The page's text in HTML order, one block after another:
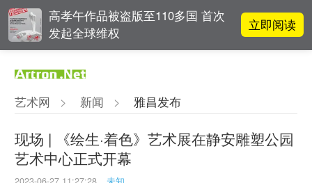
高孝午作品被盗版至110多国 首次
发起全球维权
立即阅读
为策展式艺术商业综合体？
李铁夫冯钢百领衔 作为群体的早期
粤籍留美艺术家
张瀚文：以物质媒介具象化精神世
艺术网 > 新闻 > 雅昌发布
现场 | 《绘生·着色》艺术展在静安雕塑公园
艺术中心正式开幕